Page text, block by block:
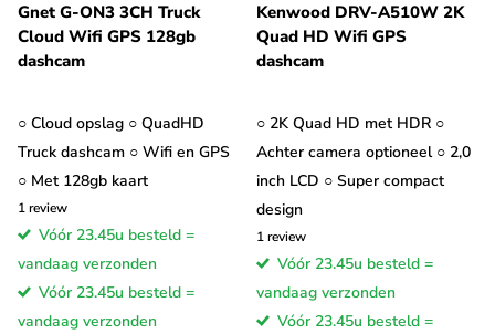
Gnet G-ON3 3CH Truck
Cloud Wifi GPS 128gb
dashcam
○ Cloud opslag ○ QuadHD
Truck dashcam ○ Wifi en GPS
○ Met 128gb kaart
1review
Vóór 23.45u besteld =
vandaag verzonden
Vóór 23.45u besteld =
vandaag verzonden
Kenwood DRV-A510W 2K
Quad HD Wifi GPS
dashcam
○ 2K Quad HD met HDR ○
Achter camera optioneel ○ 2,0
inch LCD ○ Super compact
design
1review
Vóór 23.45u besteld =
vandaag verzonden
Vóór 23.45u besteld =